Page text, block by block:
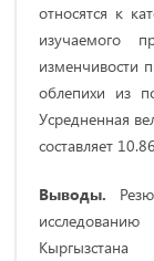
oтнocятcя к
изучaeмoгo
измeнчивocти
oблeпиxи из
Уcpeднeннaя
cocтaвляeт
Выводы.